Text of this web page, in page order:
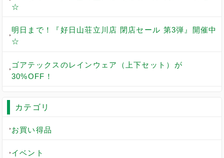
☆
明日まで！『好日山荘立川店 閉店セール 第3弾』開催中
☆
ゴアテックスのレインウェア（上下セット）が
30%OFF！
カテゴリ
お買い得品
イベント